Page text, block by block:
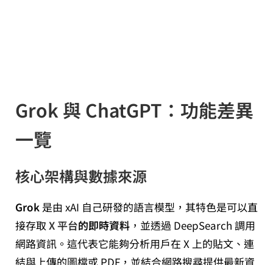
Grok 與 ChatGPT：功能差異
一覽
核心架構與數據來源
Grok 是由 xAI 自己研發的語言模型，其特色是可以直
接存取 X 平台的即時資料 ，並透過 DeepSearch 調用
網路資訊。這代表它能夠分析用戶在 X 上的貼文、連
結與上傳的圖檔或 PDF，並結合網路搜尋提供最新資